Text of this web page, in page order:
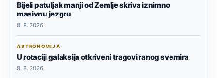
Bijeli patuljak manji od Zemlje skriva iznimno
masivnu jezgru
8. 8. 2026.
ASTRONOMIJA
U rotaciji galaksija otkriveni tragovi ranog svemira
8. 8. 2026.